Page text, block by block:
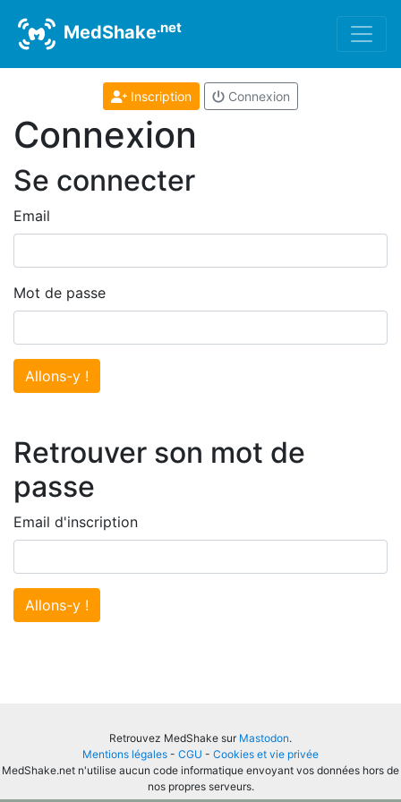
MedShake.net
Inscription Connexion
Connexion
Se connecter
Email
Mot de passe
Allons-y !
Retrouver son mot de
passe
Email d'inscription
Allons-y !
Retrouvez MedShake sur Mastodon.
Mentions légales - CGU - Cookies et vie privée
MedShake.net n'utilise aucun code informatique envoyant vos données hors de
nos propres serveurs.